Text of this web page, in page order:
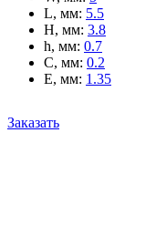
L, мм: 5.5
H, мм: 3.8
h, мм: 0.7
C, мм: 0.2
E, мм: 1.35
Заказать